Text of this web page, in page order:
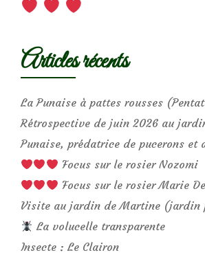
Articles récents
La Punaise à pattes rousses
Rétrospective de juin 2026 au
Punaise, prédatrice de pucerons et
Focus sur le rosier Nozomi
Focus sur le rosier Marie
Visite au jardin de Martine (jardin
La volucelle transparente
Insecte : Le Clairon